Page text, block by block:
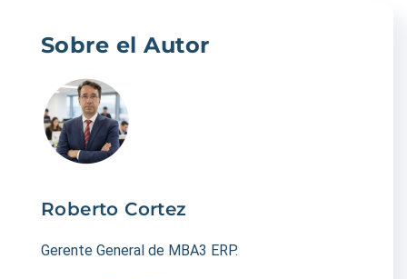
Sobre el Autor
Roberto Cortez
Gerente General de MBA3 ERP.